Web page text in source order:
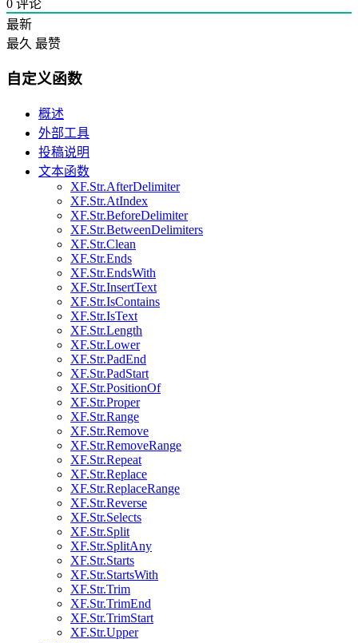
0 评论
最新
最久 最赞
自定义函数
概述
外部工具
投稿说明
文本函数
XF.Str.AfterDelimiter
XF.Str.AtIndex
XF.Str.BeforeDelimiter
XF.Str.BetweenDelimiters
XF.Str.Clean
XF.Str.Ends
XF.Str.EndsWith
XF.Str.InsertText
XF.Str.IsContains
XF.Str.IsText
XF.Str.Length
XF.Str.Lower
XF.Str.PadEnd
XF.Str.PadStart
XF.Str.PositionOf
XF.Str.Proper
XF.Str.Range
XF.Str.Remove
XF.Str.RemoveRange
XF.Str.Repeat
XF.Str.Replace
XF.Str.ReplaceRange
XF.Str.Reverse
XF.Str.Selects
XF.Str.Split
XF.Str.SplitAny
XF.Str.Starts
XF.Str.StartsWith
XF.Str.Trim
XF.Str.TrimEnd
XF.Str.TrimStart
XF.Str.Upper